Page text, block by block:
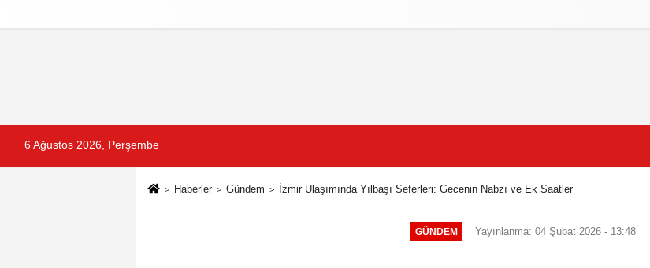
6 Ağustos 2026, Perşembe
Haberler Gündem İzmir Ulaşımında Yılbaşı Seferleri: Gecenin Nabzı ve Ek Saatler
GÜNDEM Yayınlanma: 04 Şubat 2026 - 13:48